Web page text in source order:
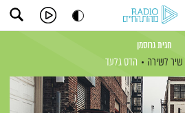
חגית גרוסמן
שיר לשירה הדס גלעד